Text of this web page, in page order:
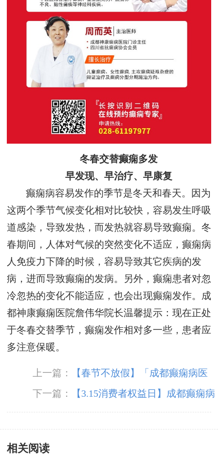
冬春交替癫痫多发
早发现、早治疗、早康复
癫痫病容易发作的季节是冬天和春天。因为
这两个季节气候变化相对比较快，容易发生呼吸
道感染，导致发热，而发热就容易导致癫痫。冬
春期间，人体对气候的突然变化不适应，癫痫病
人免疫力下降的时候，容易导致其它疾病的发
病，进而导致癫痫的发病。另外，癫痫患者对忽
冷忽热的变化不能适应，也会出现癫痫发作。成
都神康癫痫医院詹伟华院长温馨提示：现在正处
于冬春交替季节，癫痫发作相对多一些，患者应
多注意保暖。
上一篇：
【春节不放假】「成都癫痫病医
院」成都神康癫痫医院春节期间正常接诊，温暖
坚守只为守护您的健康！
下一篇：
【3.15消费者权益日】成都癫痫病
医院严把医疗质量关，坚守诚信医疗
相关阅读